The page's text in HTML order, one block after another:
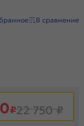
В сравнение
₽22 750₽